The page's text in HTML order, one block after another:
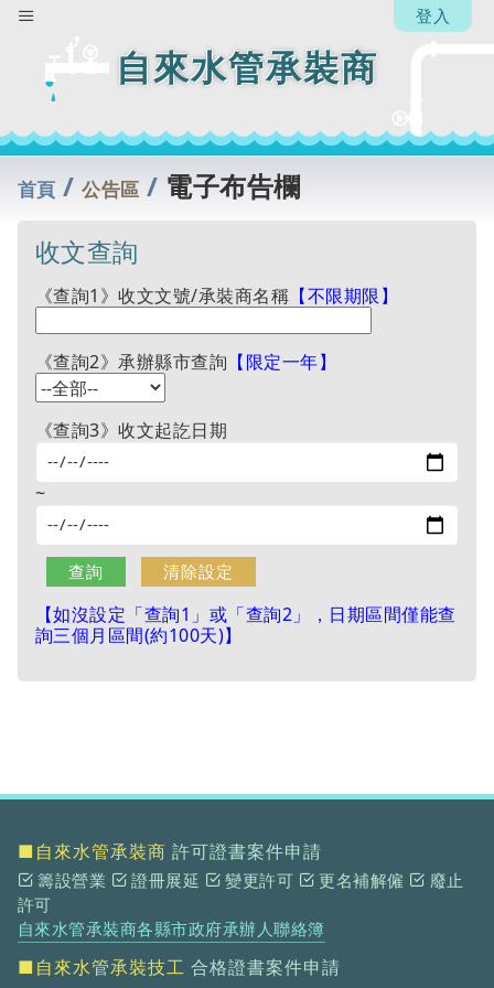
自來水管承裝商
登入
首頁 /公告區 / 電子布告欄
收文查詢
《查詢1》收文文號/承裝商名稱 【不限期限】
《查詢2》承辦縣市查詢 【限定一年】
《查詢3》收文起訖日期
~
【如沒設定「查詢1」或「查詢2」，日期區間僅能查
詢三個月區間(約100天)】
人】
楊省
中
回
列
表
■自來水管承裝商 許可證書案件申請
籌設營業 證冊展延 變更許可 更名補解僱
廢止
許可
自來水管承裝商各縣市政府承辦人聯絡簿
■自來水管承裝技工 合格證書案件申請